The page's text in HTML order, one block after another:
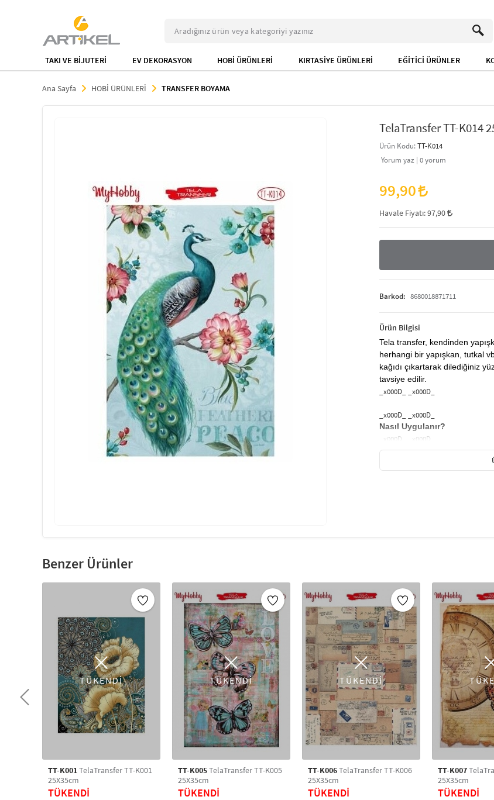
TAKI VE BİJUTERİ EV DEKORASYON HOBİ ÜRÜNLERİ KIRTASİYE ÜRÜNLERİ EĞİTİCİ ÜRÜNLER
Ana Sayfa HOBİ ÜRÜNLERİ TRANSFER BOYAMA
TelaTransfer TT-K014
Ürün Kodu:TT-K014
Yorum yaz | 0yorum
99,90
Havale Fiyatı:97,90
Barkod: 8680018871711
Ürün Bilgisi
Tela transfer, kendinden
herhangi bir yapışkan, tutkal
kağıdı çıkartarak dilediğiniz
tavsiye edilir.
_x000D_ _x000D_
_x000D_ _x000D_
Nasıl Uygulanır?
_x000D_ _x000D_
Tela Transfer kağıtları bütün
kalmaz.
_x000D_ _x000D_
Tela Transfer ürününü
tutkalı veya decoupage tutkalı
_x000D_
Hobi dünyasının vazgeçilmez
100’lerce çeşit kolay transfer,tela
ve kendi sanatınızı yaratın!
üzerine transfer dekupaj
dekupaj transfer, cama dekupaj
uygulaması yaparak birbirinden
En güzel sanat malzemesi, hobi
fiyatlarla Artikeldeko'da.
Benzer Ürünler
TÜKENDİ
TT-K001TelaTransfer TT-K001
25X35cm
TÜKENDİ
TÜKENDİ
TT-K005TelaTransfer TT-K005
25X35cm
TÜKENDİ
TÜKENDİ
TT-K006TelaTransfer TT-K006
25X35cm
TÜKENDİ
TT-K007
25X35cm
TÜKENDİ